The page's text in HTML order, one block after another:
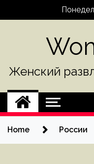
Женский
Home России